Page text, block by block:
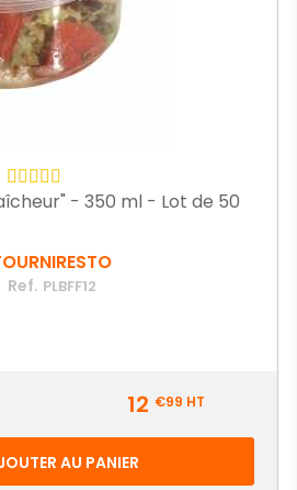
- 350 ml - Lot de 50
Ref. PLBFF12
12 €99 HT
AU PANIER